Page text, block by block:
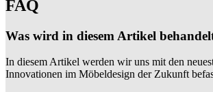
FAQ
Was wird in diesem Artikel
In diesem Artikel werden wir uns mit den
Innovationen im Möbeldesign der Zukunft